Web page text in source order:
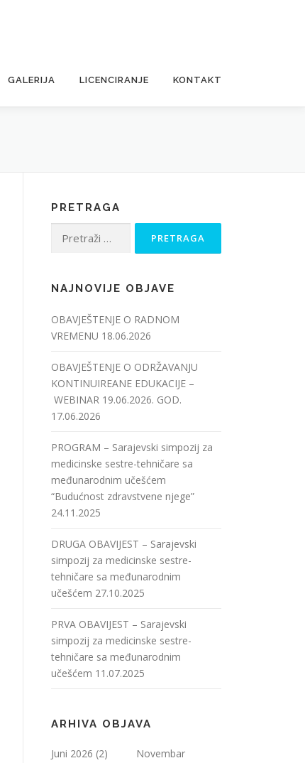
GALERIJA LICENCIRANJE KONTAKT
PRETRAGA
NAJNOVIJE OBJAVE
OBAVJEŠTENJE O RADNOM
VREMENU 18.06.2026
OBAVJEŠTENJE O ODRŽAVANJU
KONTINUIREANE EDUKACIJE –
WEBINAR 19.06.2026. GOD.
17.06.2026
PROGRAM – Sarajevski simpozij za
medicinske sestre-tehničare sa
međunarodnim učešćem
“Budućnost zdravstvene njege”
24.11.2025
DRUGA OBAVIJEST – Sarajevski
simpozij za medicinske sestre-
tehničare sa međunarodnim
učešćem 27.10.2025
PRVA OBAVIJEST – Sarajevski
simpozij za medicinske sestre-
tehničare sa međunarodnim
učešćem 11.07.2025
ARHIVA OBJAVA
Juni 2026 (2)
Novembar